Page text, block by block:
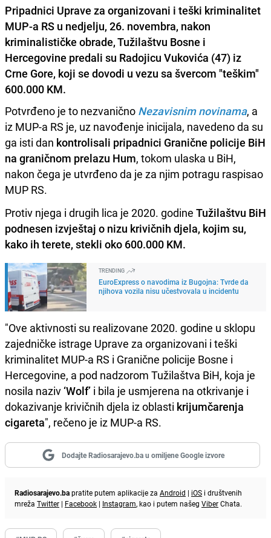
Pripadnici Uprave za organizovani i teški kriminalitet
MUP-a RS u nedjelju, 26. novembra, nakon
kriminalističke obrade, Tužilaštvu Bosne i
Hercegovine predali su Radojicu Vukovića (47) iz
Crne Gore, koji se dovodi u vezu sa švercom "teškim"
600.000 KM.
Potvrđeno je to nezvanično Nezavisnim novinama, a
iz MUP-a RS je, uz navođenje inicijala, navedeno da su
ga isti dan kontrolisali pripadnici Granične policije BiH
na graničnom prelazu Hum, tokom ulaska u BiH,
nakon čega je utvrđeno da je za njim potragu raspisao
MUP RS.
Protiv njega i drugih lica je 2020. godine Tužilaštvu BiH
podnesen izvještaj o nizu krivičnih djela, kojim su,
kako ih terete, stekli oko 600.000 KM.
TRENDING
EuroExpress o navodima iz Bugojna: Tvrde da
njihova vozila nisu učestvovala u incidentu
"Ove aktivnosti su realizovane 2020. godine u sklopu
zajedničke istrage Uprave za organizovani i teški
kriminalitet MUP-a RS i Granične policije Bosne i
Hercegovine, a pod nadzorom Tužilaštva BiH, koja je
nosila naziv‘Wolf’ i bila je usmjerena na otkrivanje i
dokazivanje krivičnih djela iz oblasti krijumčarenja
cigareta", rečeno je iz MUP-a RS.
Dodajte Radiosarajevo.ba u omiljene Google izvore
Radiosarajevo.bapratite putem aplikacije za Android | iOS i društvenih
mreža Twitter | Facebook | Instagram, kao i putem našeg ViberChata.